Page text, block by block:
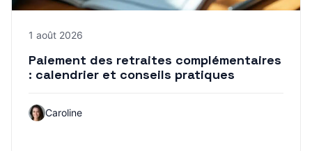
1 août 2026
Paiement des retraites complémentaires
: calendrier et conseils pratiques
Caroline